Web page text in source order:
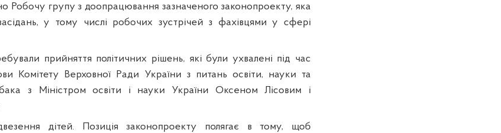
Робочу групу з доопрацювання зазначеного законопроекту, яка
у тому числі робочих зустрічей з фахівцями у сфері
прийняття політичних рішень, які були ухвалені під час
Комітету Верховної Ради України з питань освіти, науки та
з Міністром освіти і науки України Оксеном Лісовим і
дітей. Позиція законопроекту полягає в тому, щоб